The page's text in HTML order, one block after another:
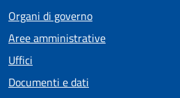
Organi di governo
Aree amministrative
Uffici
Documenti e dati